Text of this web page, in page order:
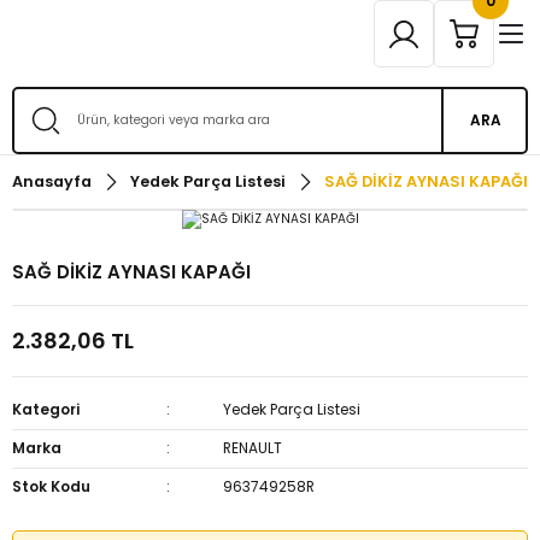
ARA
Anasayfa Yedek Parça Listesi SAĞ DİKİZ AYNASI KAPAĞI
SAĞ DİKİZ AYNASI KAPAĞI
2.382,06 TL
Kategori
Yedek Parça Listesi
Marka
RENAULT
Stok Kodu
963749258R